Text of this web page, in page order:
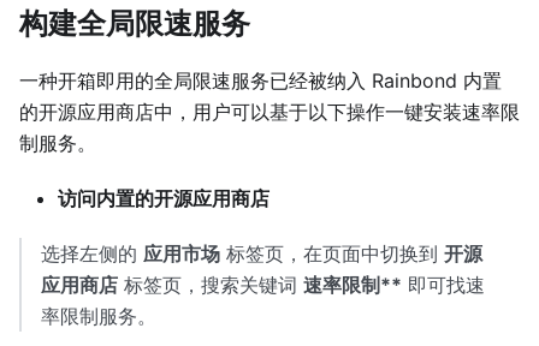
构建全局限速服务
一种开箱即用的全局限速服务已经被纳入 Rainbond 内置
的开源应用商店中，用户可以基于以下操作一键安装速率限
制服务。
访问内置的开源应用商店
选择左侧的 应用市场 标签页，在页面中切换到 开源
应用商店 标签页，搜索关键词 速率限制** 即可找速
率限制服务。